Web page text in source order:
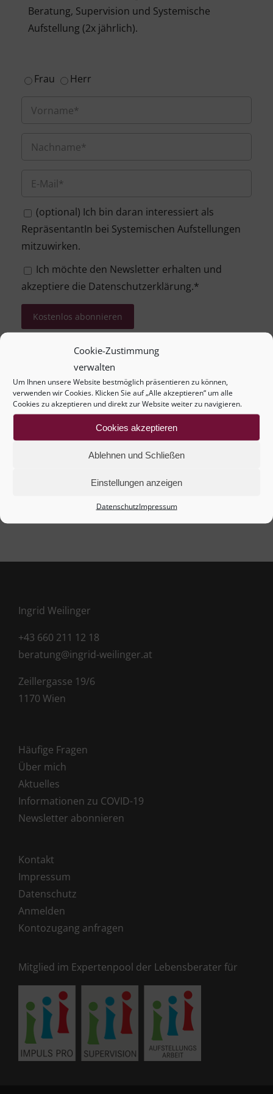
Cookie-Zustimmung
verwalten
Um Ihnen unsere Website bestmöglich präsentieren zu können,
verwenden wir Cookies. Klicken Sie auf „Alle akzeptieren“ um alle
Cookies zu akzeptieren und direkt zur Website weiter zu navigieren.
Cookies akzeptieren
Ablehnen und Schließen
Einstellungen anzeigen
DatenschutzImpressum
Beratung, Supervision und Systemische
Aufstellung (2x jährlich).
Frau Herr
(optional) Ich bin daran interessiert als
RepräsentantIn bei Systemischen Aufstellungen
mitzuwirken.
Ich möchte den Newsletter erhalten und
akzeptiere die Datenschutzerklärung.*
Der Schutz Ihrer persönlichen Daten ist mir sehr
wichtig. Um einen Missbrauch Ihrer E-Mail-Adresse
zu vermeiden, erhalten Sie kurz nach der
Newsletter-Anmeldung eine E-Mail mit einem
Bestätigungslink. Erst nach dem Bestätigen wird
Ihre E-Mail-Adresse in den Verteiler aufgenommen.
Details zur Datenverwendung finden Sie in der
Ingrid Weilinger
+43 660 211 12 18
beratung@ingrid-weilinger.at
Zeillergasse 19/6
1170 Wien
Häufige Fragen
Über mich
Aktuelles
Informationen zu COVID-19
Newsletter abonnieren
Kontakt
Impressum
Datenschutz
Anmelden
Kontozugang anfragen
Mitglied im Expertenpool der Lebensberater für